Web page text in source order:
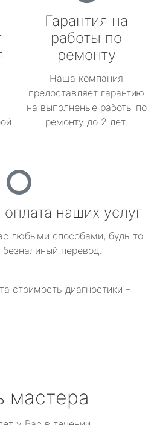
Гарантия на
работы по
ремонту
Наша компания
предоставляет гарантию
на выполненые работы по
ремонту до 2 лет.
наших услуг
любыми способами, будь то
перевод.
стоимость диагностики –
мастера